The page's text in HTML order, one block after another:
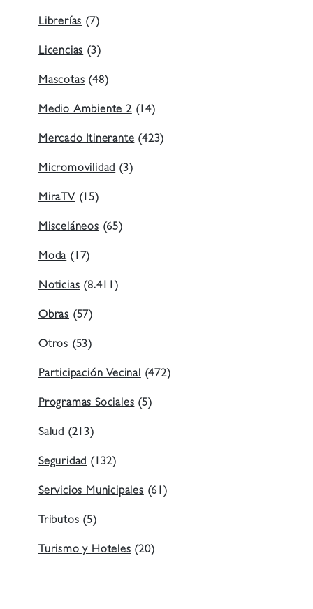
Librerías(7)
Licencias(3)
Mascotas(48)
Medio Ambiente 2(14)
Mercado Itinerante(423)
Micromovilidad(3)
MiraTV(15)
Misceláneos(65)
Moda(17)
Noticias(8.411)
Obras (57)
Otros (53)
Participación Vecinal(472)
Programas Sociales(5)
Salud (213)
Seguridad(132)
Servicios Municipales(61)
Tributos(5)
Turismo y Hoteles(20)